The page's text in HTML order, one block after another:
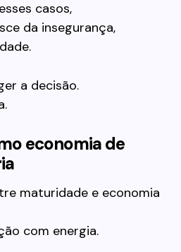
casos,
da insegurança,
a decisão.
economia de
maturidade e economia
com energia.